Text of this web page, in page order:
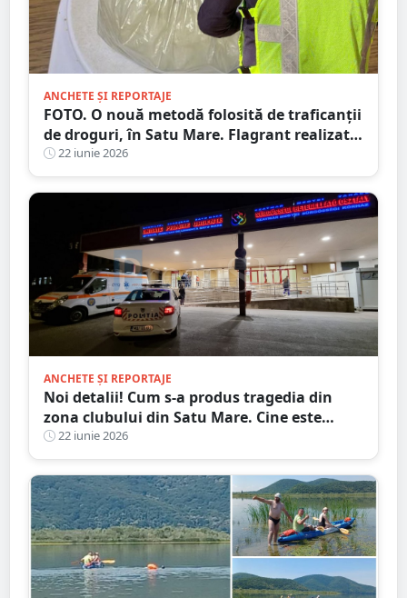
ANCHETE ȘI REPORTAJE
FOTO. O nouă metodă folosită de traficanții
de droguri, în Satu Mare. Flagrant realizat
duminică
22 iunie 2026
ANCHETE ȘI REPORTAJE
Noi detalii! Cum s-a produs tragedia din
zona clubului din Satu Mare. Cine este
agresorul, cine este victima
22 iunie 2026